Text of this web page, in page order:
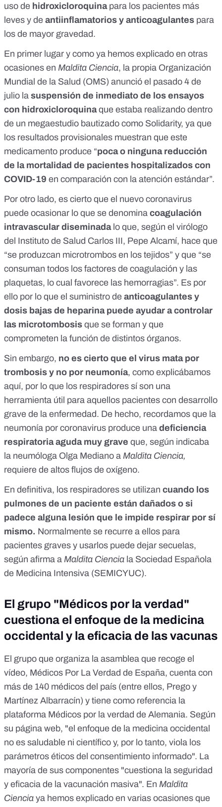
uso de hidroxicloroquinapara los pacientes más
leves y de antiinflamatorios y anticoagulantes para
los de mayor gravedad.
En primer lugar y como ya hemos explicado en otras
ocasiones en Maldita Ciencia, la propia Organización
Mundial de la Salud (OMS) anunció el pasado 4 de
julio la suspensión de inmediato de los ensayos
con hidroxicloroquinaque estaba realizando dentro
de un megaestudio bautizado como Solidarity, ya que
los resultados provisionales muestran que este
medicamento produce “poca o ninguna reducción
de la mortalidad de pacientes hospitalizados con
COVID-19 en comparación con la atención estándar”.
Por otro lado, es cierto que el nuevo coronavirus
puede ocasionar lo que se denomina coagulación
intravascular diseminadalo que, según el virólogo
del Instituto de Salud Carlos III, Pepe Alcamí, hace que
“se produzcan microtrombos en los tejidos” y que “se
consuman todos los factores de coagulación y las
plaquetas, lo cual favorece las hemorragias”. Es por
ello por lo que el suministro de anticoagulantes y
dosis bajas de heparina puede ayudar a controlar
las microtombosis que se forman y que
comprometen la función de distintos órganos.
Sin embargo, no es cierto que el virus mata por
trombosis y no por neumonía, como explicábamos
aquí, por lo que los respiradores sí son una
herramienta útil para aquellos pacientes con desarrollo
grave de la enfermedad. De hecho, recordamos que la
neumonía por coronavirus produce una deficiencia
respiratoria aguda muy grave que, según indicaba
la neumóloga Olga Mediano a Maldita Ciencia,
requiere de altos flujos de oxígeno.
En definitiva, los respiradores se utilizan cuando los
pulmones de un paciente están dañados o si
padece alguna lesión que le impide respirar por sí
mismo. Normalmente se recurre a ellos para
pacientes graves y usarlos puede dejar secuelas,
según afirma a Maldita Ciencia la Sociedad Española
de Medicina Intensiva (SEMICYUC).
El grupo "Médicos por la verdad"
cuestiona el enfoque de la medicina
occidental y la eficacia de las vacunas
El grupo que organiza la asamblea que recoge el
vídeo, Médicos Por La Verdad de España, cuenta con
más de 140 médicos del país (entre ellos, Prego y
Martínez Albarracín) y tiene como referencia la
plataforma Médicos por la verdad de Alemania. Según
su página web, "el enfoque de la medicina occidental
no es saludable ni científico y, por lo tanto, viola los
parámetros éticos del consentimiento informado". La
mayoría de sus componentes "cuestiona la seguridad
y eficacia de la vacunación masiva". En Maldita
Ciencia ya hemos explicado en varias ocasiones que